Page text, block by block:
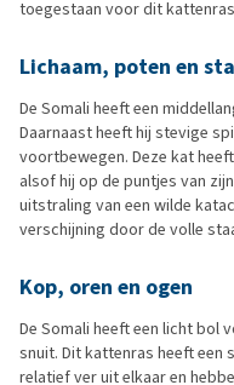
toegestaan voor dit
Lichaam, poten en
De Somali heeft een
Daarnaast heeft hij stevige
voortbewegen. Deze kat
alsof hij op de puntjes van
uitstraling van een wilde
verschijning door de volle
Kop, oren en ogen
De Somali heeft een licht bol
snuit. Dit kattenras heeft een
relatief ver uit elkaar en